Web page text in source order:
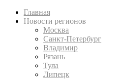
Главная
Новости регионов
Москва
Санкт-Петербург
Владимир
Рязань
Тула
Липецк